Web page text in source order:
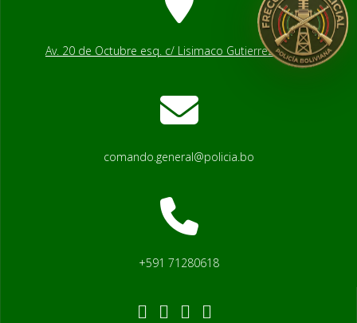
Av. 20 de Octubre esq. c/ Lisimaco Gutierrez # 2541
comando.general@policia.bo
+591 71280618